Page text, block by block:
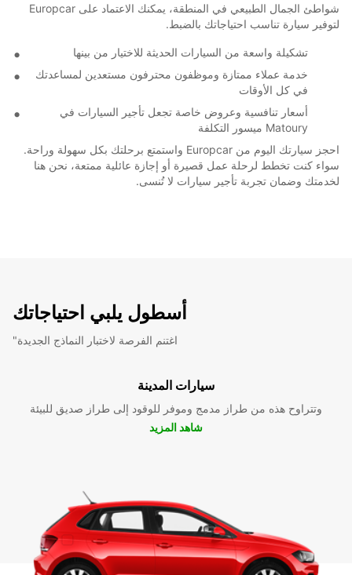
شواطئ الجمال الطبيعي في المنطقة، يمكنك الاعتماد على Europcar
لتوفير سيارة تناسب احتياجاتك بالضبط.
تشكيلة واسعة من السيارات الحديثة للاختيار من بينها
خدمة عملاء ممتازة وموظفون محترفون مستعدين لمساعدتك
في كل الأوقات
أسعار تنافسية وعروض خاصة تجعل تأجير السيارات في
Matoury ميسور التكلفة
احجز سيارتك اليوم من Europcar واستمتع برحلتك بكل سهولة وراحة.
سواء كنت تخطط لرحلة عمل قصيرة أو إجازة عائلية ممتعة، نحن هنا
لخدمتك وضمان تجربة تأجير سيارات لا تُنسى.
أسطول يلبي احتياجاتك
"اغتنم الفرصة لاختبار النماذج الجديدة
سيارات المدينة
وتتراوح هذه من طراز مدمج وموفر للوقود إلى طراز صديق للبيئة
شاهد المزيد